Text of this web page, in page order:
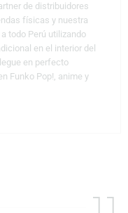
de distribuidores
físicas y nuestra
todo Perú utilizando
en el interior del
en perfecto
Funko Pop!, anime y